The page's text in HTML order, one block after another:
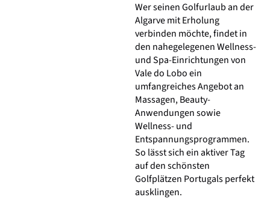
Wer seinen Golfurlaub an der
Algarve mit Erholung
verbinden möchte, findet in
den nahegelegenen Wellness-
und Spa-Einrichtungen von
Vale do Lobo ein
umfangreiches Angebot an
Massagen, Beauty-
Anwendungen sowie
Wellness- und
Entspannungsprogrammen.
So lässt sich ein aktiver Tag
auf den schönsten
Golfplätzen Portugals perfekt
ausklingen.